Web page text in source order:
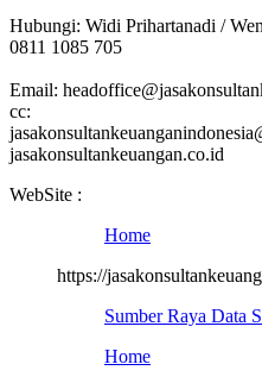
Hubungi: Widi Prihartanadi /
0811 1085 705
Email:
cc:
jasakonsultankeuangan.co.id
WebSite :
Home
https://
Sumber Raya Data
Home